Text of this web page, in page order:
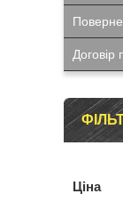
Договір
Ціна